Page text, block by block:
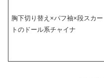
胸下切り替え×パフ袖×段スカー
トのドール系チャイナ